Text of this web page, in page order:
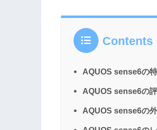
Contents
AQUOS sense6の
AQUOS sense6の
AQUOS sense6の